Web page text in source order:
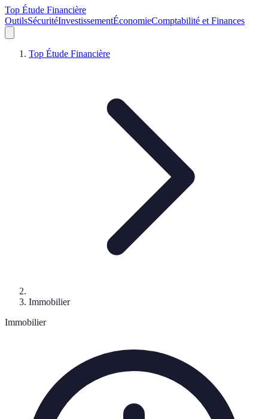
Top Étude Financière
OutilsSécuritéInvestissementÉconomieComptabilité et Finances
Top Étude Financière
Immobilier
Immobilier